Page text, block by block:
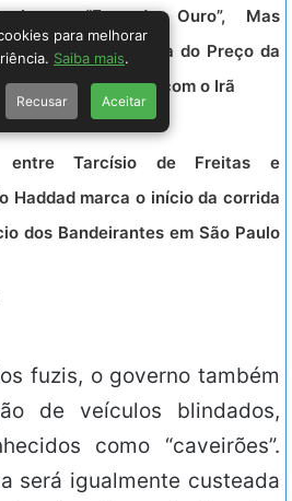
“Era de Ouro”, Mas
Petróleo por Alta do Preço da
em Meio a Conflito com o Irã
entre Tarcísio de Freitas e
Haddad marca o início da corrida
dos Bandeirantes em São Paulo
fuzis, o governo também
de veículos blindados,
como “caveirões”.
será igualmente custeada
para melhorar
Saiba mais.
Recusar Aceitar